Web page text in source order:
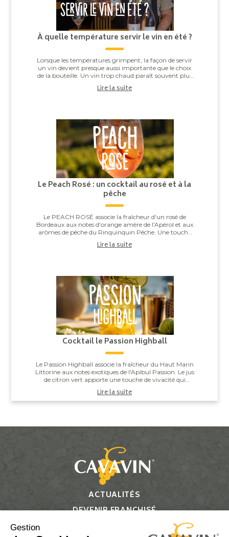
À quelle température servir le vin en été ?
Lorsque les températures grimpent, la façon de servir
un vin devient presque aussi importante que le choix
de la bouteille. Un vin trop chaud paraît souvent plus
alcooleux, tandis qu’un vin trop ...
Lire la suite
Le Peach Rosé : un cocktail au rosé et à la
pêche
Le PEACH ROSÉ associe la fraîcheur d'un rosé de
Bordeaux aux notes d'orange amère de l'Apérol et aux
arômes de pêche du Rinquinquin Pêche. Une touche
d'eau pétillante vient apporter légèreté et v...
Lire la suite
Cocktail le Passion Highball
Le Passion Highball associe la fraîcheur du Haut Marin
Littorine aux notes exotiques de l'Apibul Passion. Le jus
de citron vert apporte une touche de vivacité qui
équilibre l'ensemble, pour un co...
Lire la suite
ACTUALITÉS
DEVENIR FRANCHISÉ
Gestion